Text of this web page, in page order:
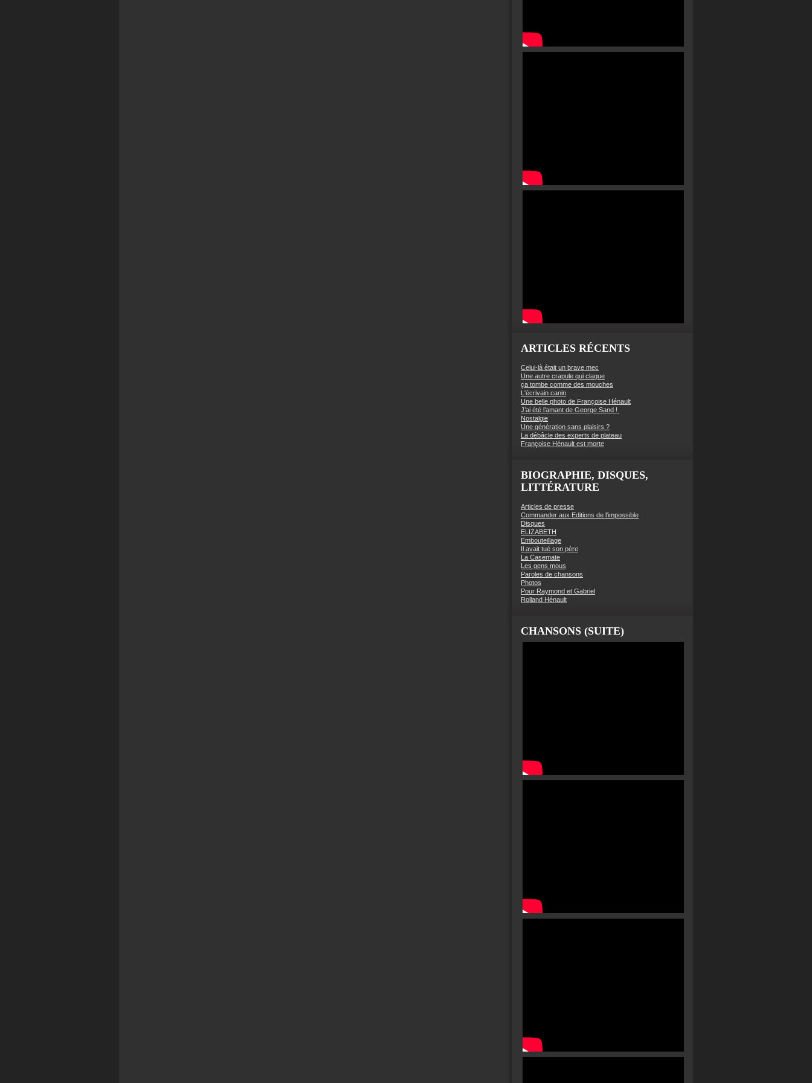
ARTICLES RÉCENTS
Celui-là était un brave mec
Une autre crapule qui claque
ça tombe comme des mouches
L'écrivain canin
Une belle photo de Françoise Hénault
J’ai été l’amant de George Sand !
Nostalgie
Une génération sans plaisirs ?
La débâcle des experts de plateau
Françoise Hénault est morte
BIOGRAPHIE, DISQUES,
LITTÉRATURE
Articles de presse
Commander aux Editions de l'impossible
Disques
ELIZABETH
Embouteillage
Il avait tué son père
La Casemate
Les gens mous
Paroles de chansons
Photos
Pour Raymond et Gabriel
Rolland Hénault
CHANSONS (SUITE)